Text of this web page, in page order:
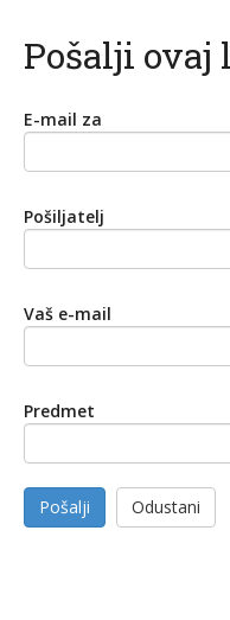
Pošalji
E-mail za
Pošiljatelj
Vaš e-mail
Predmet
Pošalji Odustani